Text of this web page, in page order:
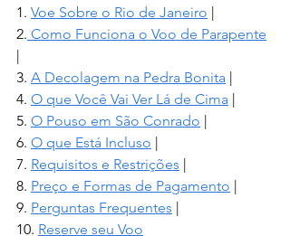
1. Voe Sobre o Rio de Janeiro |
2. Como Funciona o Voo de Parapente
|
3. A Decolagem na Pedra Bonita |
4. O que Você Vai Ver Lá de Cima |
5. O Pouso em São Conrado |
6. O que Está Incluso |
7. Requisitos e Restrições |
8. Preço e Formas de Pagamento |
9. Perguntas Frequentes |
10. Reserve seu Voo